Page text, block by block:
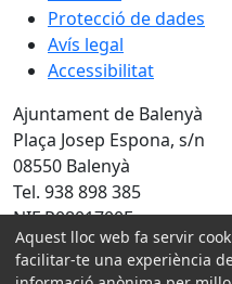
Protecció de dades
Avís legal
Accessibilitat
Ajuntament de Balenyà
Plaça Josep Espona, s/n
08550 Balenyà
Tel. 938 898 385
NIF P0801700F
Amb la col·laboració de:
Aquest lloc web fa servir
facilitar-te una experiència